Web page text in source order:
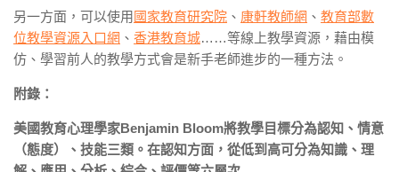
另一方面，可以使用 國家教育研究院 、 康軒教師網 、 教育部數
位教學資源入口網 、 香港教育城……等線上教學資源，藉由模
仿、學習前人的教學方式會是新手老師進步的一種方法。
附錄：
美國教育心理學家Benjamin Bloom將教學目標分為認知、情意
（態度）、技能三類。在認知方面，從低到高可分為知識、理